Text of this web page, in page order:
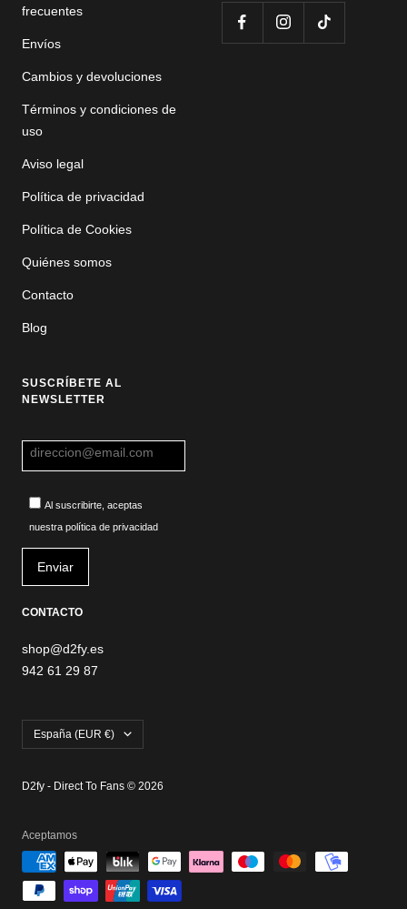
frecuentes
Envíos
Cambios y devoluciones
Términos y condiciones de
uso
Aviso legal
Política de privacidad
Política de Cookies
Quiénes somos
Contacto
Blog
SUSCRÍBETE AL
NEWSLETTER
Al suscribirte, aceptas
nuestra política de privacidad
CONTACTO
shop@d2fy.es
942 61 29 87
País/región
España (EUR €)
D2fy - Direct To Fans © 2026
Aceptamos